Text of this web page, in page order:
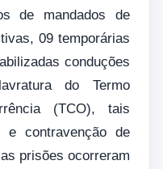
de mandados de
09 temporárias
conduções
do Termo
(TCO), tais
e contravenção de
prisões ocorreram